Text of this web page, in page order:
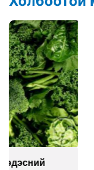
Сэтгэцийн